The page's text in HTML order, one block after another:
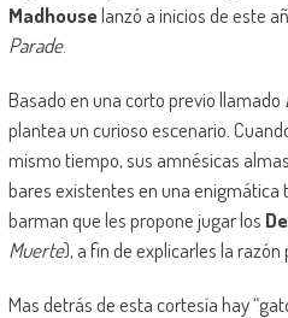
Madhouselanzó a inicios de este
Parade.
Basado en una corto previo llamado
plantea un curioso escenario.
mismo tiempo, sus amnésicas
bares existentes en una enigmática
barman que les propone jugar los
Muerte), a fin de explicarles la razón
Mas detrás de esta cortesía hay